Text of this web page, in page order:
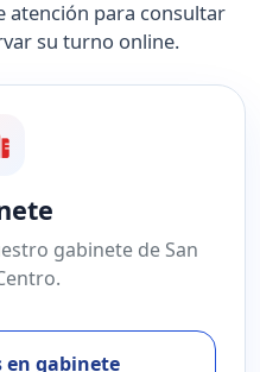
atención para consultar
su turno online.
gabinete de San
en gabinete